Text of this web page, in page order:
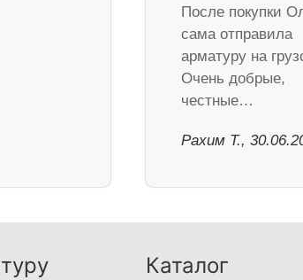
После покупки
сама отправила
арматуру на
Очень добрые,
честные…
Рахим Т.,
Каталог